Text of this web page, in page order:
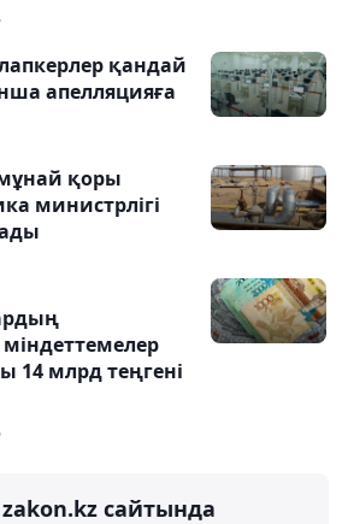
қандай
апелляцияға
қоры
министрлігі
млрд теңгені
сайтында